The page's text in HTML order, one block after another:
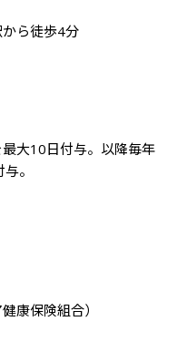
ら徒歩4分
大10日付与。以降毎年
。
康保険組合）